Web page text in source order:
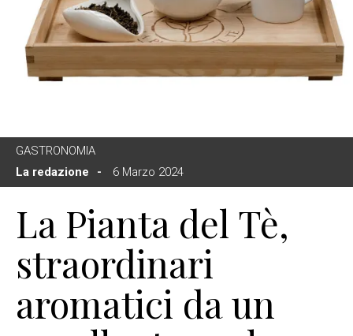
GASTRONOMIA
La redazione
6 Marzo 2024
La Pianta del Tè,
straordinari
aromatici da un